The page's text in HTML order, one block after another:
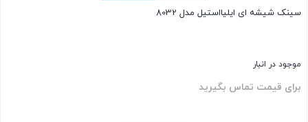
سینک شیشه ای ایلیااستیل مدل 8032
موجود در انبار
برای قیمت تماس بگیرید